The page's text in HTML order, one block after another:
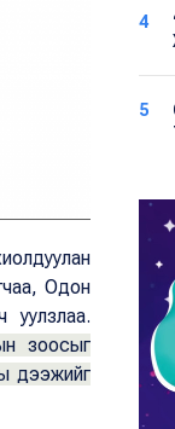
Одон
уулзлаа.
зоосыг
дээжийг
4
5